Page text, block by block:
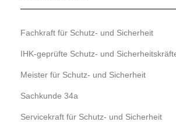
Fachkraft für Schutz- und Sicherheit
IHK-geprüfte Schutz- und
Meister für Schutz- und Sicherheit
Sachkunde 34a
Servicekraft für Schutz- und Sicherheit